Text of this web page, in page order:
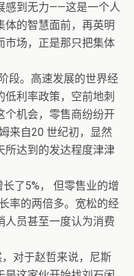
感到无力——这是一个人
体的智慧面前，再英明
市场，正是那只把集体
段。高速发展的世界经
利率政策，空前地刺
个机会，零售商纷纷开
来自20 世纪初，显然
所达到的发达程度津津
了5%， 但零售业的增
率的两倍多。宽松的经
人员甚至一度认为消费
对于赵哲来说，尼斯